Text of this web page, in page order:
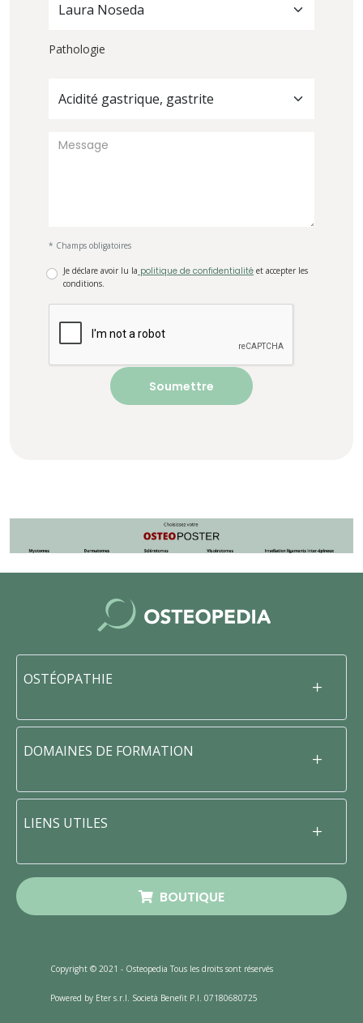
Laura Noseda
Pathologie
Acidité gastrique, gastrite
* Champs obligatoires
Je déclare avoir lu la politique de confidentialité et accepter les
conditions.
OSTÉOPATHIE
DOMAINES DE FORMATION
LIENS UTILES
BOUTIQUE
Copyright © 2021 - Osteopedia Tous les droits sont réservés
Powered by Eter s.r.l. Società Benefit P.I. 07180680725